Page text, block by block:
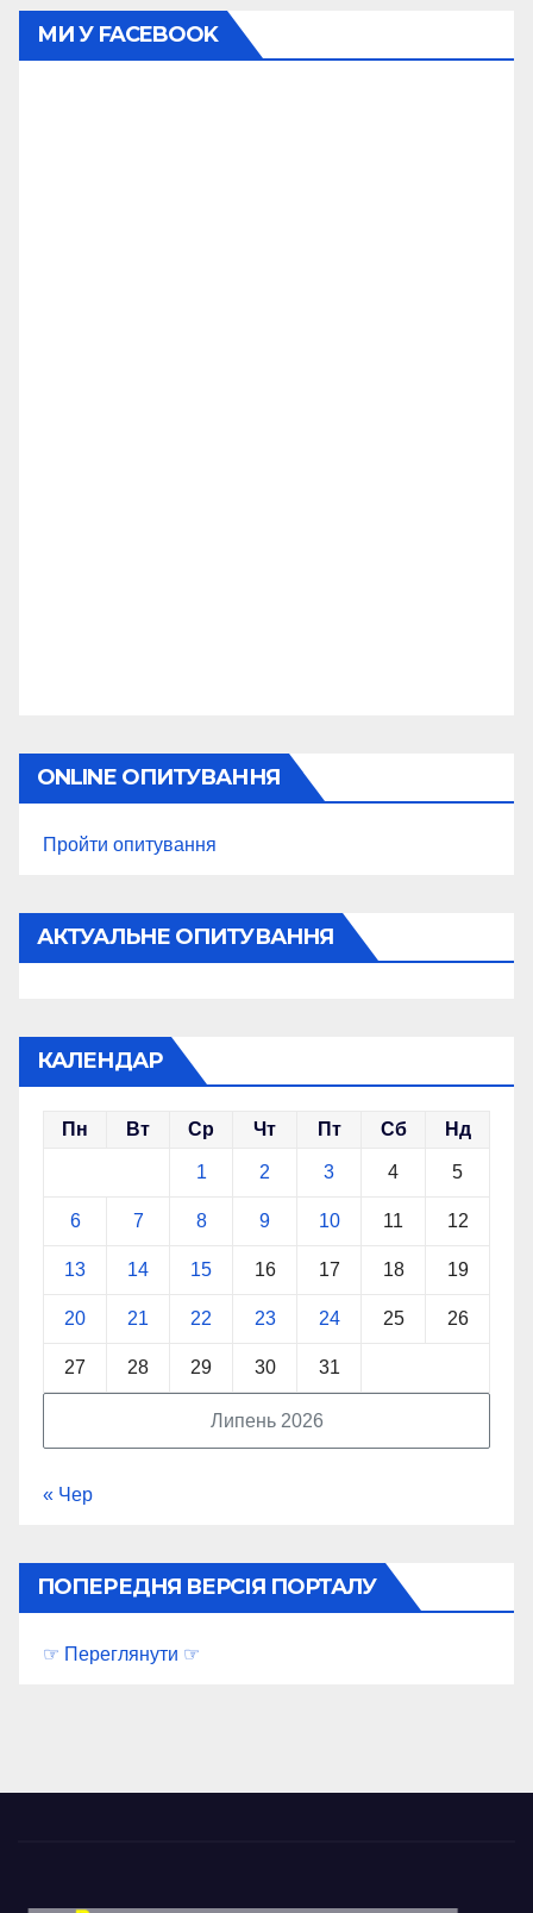
МИ У FACEBOOK
ONLINE ОПИТУВАННЯ
Пройти опитування
АКТУАЛЬНЕ ОПИТУВАННЯ
КАЛЕНДАР
Липень 2026
Пн Вт Ср Чт Пт Сб Нд
1 2 3 4 5
6 7 8 9 10 11 12
13 14 15 16 17 18 19
20 21 22 23 24 25 26
27 28 29 30 31
« Чер
ПОПЕРЕДНЯ ВЕРСІЯ ПОРТАЛУ
☞ Переглянути ☞